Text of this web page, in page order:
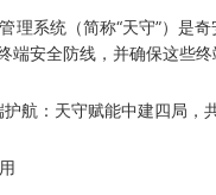
系统（简称“天守”）是
端安全防线，并确保这些